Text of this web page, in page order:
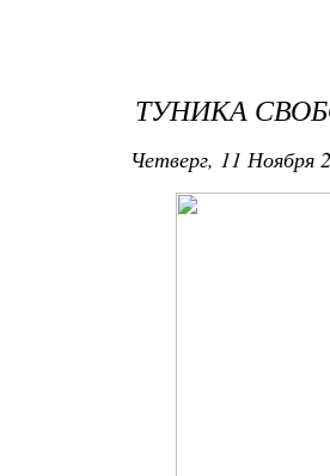
ТУНИКА
Четверг, 11 Ноября